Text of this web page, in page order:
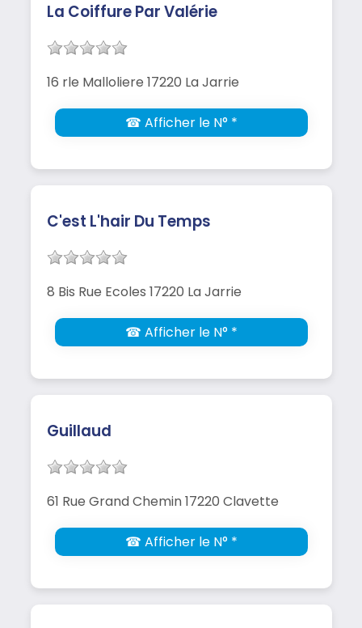
La Coiffure Par Valérie
16 rle Malloliere 17220 La Jarrie
☎ Afficher le N° *
C'est L'hair Du Temps
8 Bis Rue Ecoles 17220 La Jarrie
☎ Afficher le N° *
Guillaud
61 Rue Grand Chemin 17220 Clavette
☎ Afficher le N° *